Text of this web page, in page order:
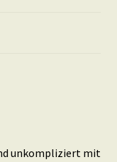
unkompliziert mit